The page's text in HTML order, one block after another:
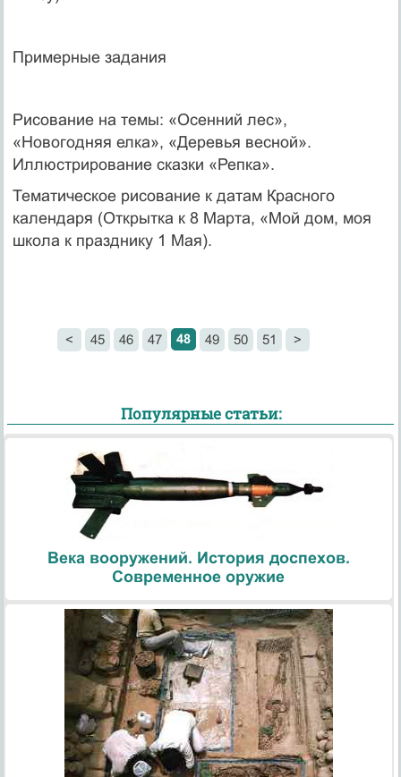
Примерные задания
Рисование на темы: «Осенний лес»,
«Новогодняя елка», «Деревья весной».
Иллюстрирование сказки «Репка».
Тематическое рисование к датам Красного
календаря (Открытка к 8 Марта, «Мой дом, моя
школа к празднику 1 Мая).
< 45 46 47 48 49 50 51 >
Популярные статьи:
Века вооружений. История доспехов.
Современное оружие